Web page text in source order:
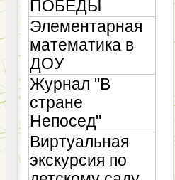
ПОБЕДЫ
Элементарная
математика в
ДОУ
Журнал "В
стране
Непосед"
Виртуальная
экскурсия по